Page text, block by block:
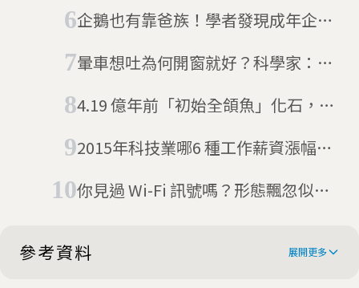
企鵝也有靠爸族！學者發現成年企鵝
暈車想吐為何開窗就好？科學家：可
4.19 億年前「初始全頜魚」化石，揭
2015年科技業哪6 種工作薪資漲幅最
你見過 Wi-Fi 訊號嗎？形態飄忽似鬼
參考資料 展開更多